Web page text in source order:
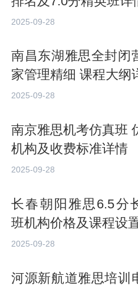
2025-09-28
南昌东湖雅思全封闭
家管理精细 课程大纲
介绍
2025-09-28
南京雅思机考仿真班
机构及收费标准详情
2025-09-28
长春朝阳雅思6.5分
班机构价格及课程设
2025-09-28
河源新航道雅思培训